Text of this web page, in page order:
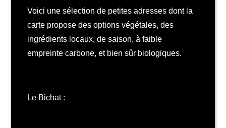
Voici une sélection de petites adresses dont la
carte propose des options végétales, des
ingrédients locaux, de saison, à faible
empreinte carbone, et bien sûr biologiques.
Le Bichat :